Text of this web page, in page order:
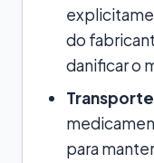
do
danificar o
para